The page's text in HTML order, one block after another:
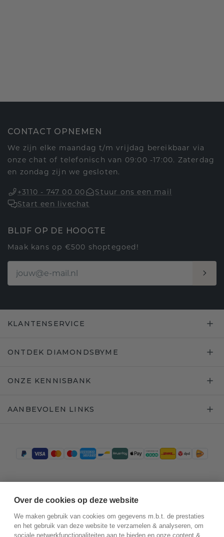
CONTACT OPNEMEN
We zijn elke maandag t/m vrijdag bereikbaar via
onze chat of telefonisch van 09:00 -17:00. Zaterdag
en zondag zijn we gesloten.
+3110 - 747 00 00
Stuur ons een mail
Start een livechat
BLIJF OP DE HOOGTE
Maak kans op €500 shoptegoed!
KLANTENSERVICE
ONTDEK DIAMONDSBYME
ONZE KENNISBANK
AANBEVOLEN LINKS
Over de cookies op deze website
We maken gebruik van cookies om gegevens m.b.t. de prestaties
en het gebruik van deze website te verzamelen & analyseren, om
sociale netwerkfunctionaliteiten aan te bieden en onze content &